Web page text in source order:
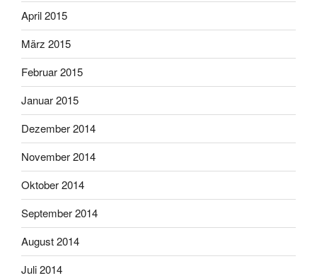
April 2015
März 2015
Februar 2015
Januar 2015
Dezember 2014
November 2014
Oktober 2014
September 2014
August 2014
Juli 2014